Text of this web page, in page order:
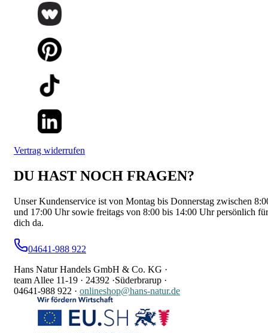
Vertrag widerrufen
DU HAST NOCH FRAGEN?
Unser Kundenservice ist von Montag bis Donnerstag zwischen
und 17:00 Uhr sowie freitags von 8:00 bis 14:00 Uhr persönlich für
dich da.
04641-988 922
Hans Natur Handels GmbH & Co. KG ·
team Allee 11-19 · 24392 ·Süderbrarup ·
04641-988 922 · onlineshop@hans-natur.de